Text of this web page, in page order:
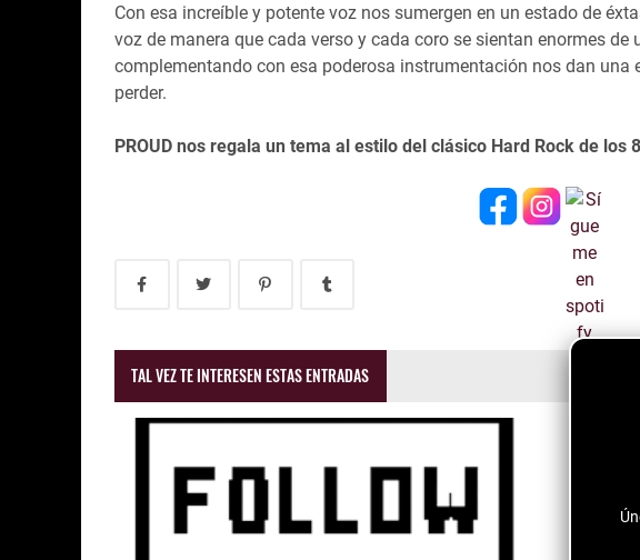
Con esa increíble y potente voz nos sumergen en un estado de
voz de manera que cada verso y cada coro se sientan enormes de
complementando con esa poderosa instrumentación nos dan una
perder.
PROUD nos regala un tema al estilo del clásico Hard Rock de los
TAL VEZ TE INTERESEN ESTAS ENTRADAS